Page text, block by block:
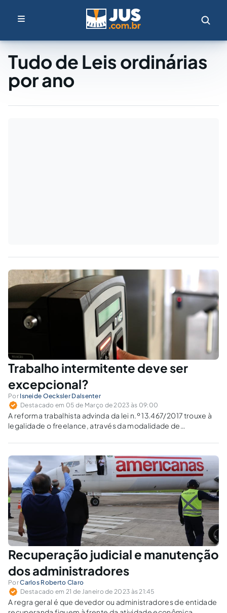
Tudo de Leis ordinárias
por ano
Trabalho intermitente deve ser
excepcional?
Por Isneide Oecksler Dalsenter
Destacado em 05 de Março de 2023 às 09:00
A reforma trabalhista advinda da lei n.º 13.467/2017 trouxe à
legalidade o freelance, através da modalidade de
manter o caráter excepcional?
Recuperação judicial e manutenção
dos administradores
PorCarlos Roberto Claro
Destacado em 21 de Janeiro de 2023 às 21:45
A regra geral é que devedor ou administradores de entidade